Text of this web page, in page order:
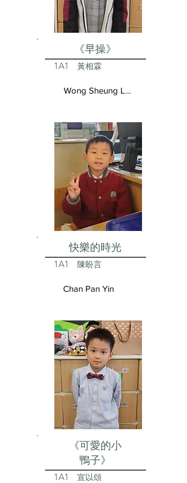
《早操》
1A1 黃相霖
Wong Sheung Lam
快樂的時光
1A1 陳盼言
Chan Pan Yin
《可愛的小
鴨子》
1A1 宣以頌